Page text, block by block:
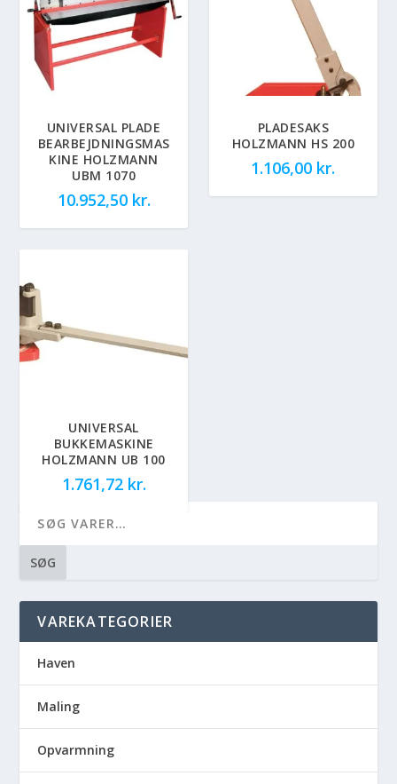
UNIVERSAL PLADE
BEARBEJDNINGSMAS
KINE HOLZMANN
UBM 1070
10.952,50 kr.
PLADESAKS
HOLZMANN HS 200
1.106,00 kr.
UNIVERSAL
BUKKEMASKINE
HOLZMANN UB 100
1.761,72 kr.
SØG
VAREKATEGORIER
Haven
Maling
Opvarmning